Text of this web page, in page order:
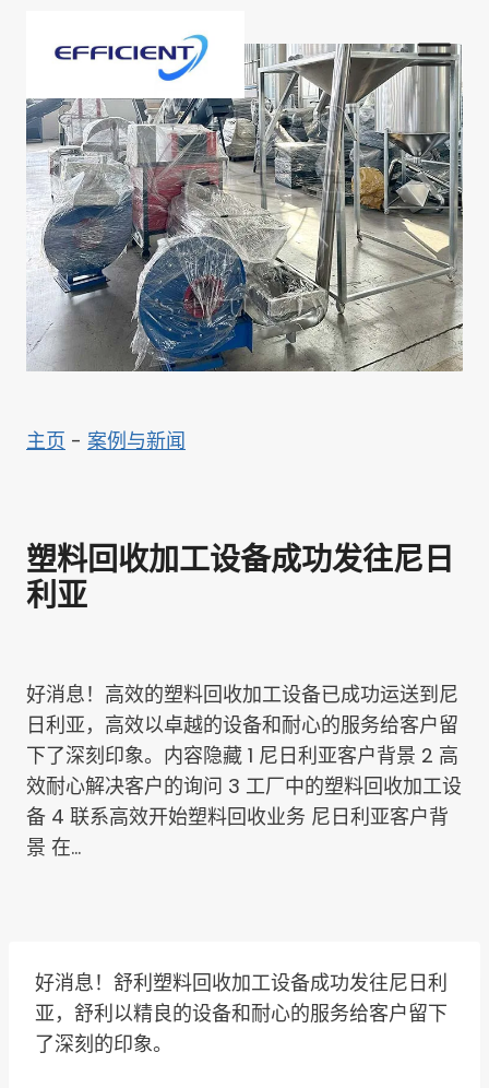
主页 - 案例与新闻
塑料回收加工设备成功发往尼日
利亚
好消息！高效的塑料回收加工设备已成功运送到尼
日利亚，高效以卓越的设备和耐心的服务给客户留
下了深刻印象。内容隐藏 1 尼日利亚客户背景 2 高
效耐心解决客户的询问 3 工厂中的塑料回收加工设
备 4 联系高效开始塑料回收业务 尼日利亚客户背
景 在…
好消息！舒利塑料回收加工设备成功发往尼日利
亚，舒利以精良的设备和耐心的服务给客户留下
了深刻的印象。